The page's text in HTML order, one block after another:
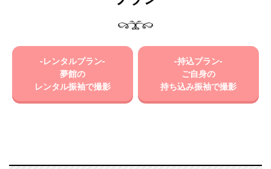
-レンタルプラン-
夢館の
レンタル振袖で撮影
-持込プラン-
ご自身の
持ち込み振袖で撮影